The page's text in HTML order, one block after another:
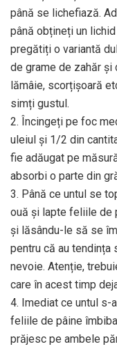
până se lichefiază.
până obțineți un
pregătiți o variantă
de grame de zahăr și
lămâie, scorțișoară
simți gustul.
2. Încingeți pe foc
uleiul și 1/2 din
fie adăugat pe
absorbi o parte din
3. Până ce untul se
ouă și lapte feliile de
și lăsându-le să se
pentru că au tendința
nevoie. Atenție,
care în acest timp
4. Imediat ce untul s-
feliile de pâine
prăjesc pe ambele